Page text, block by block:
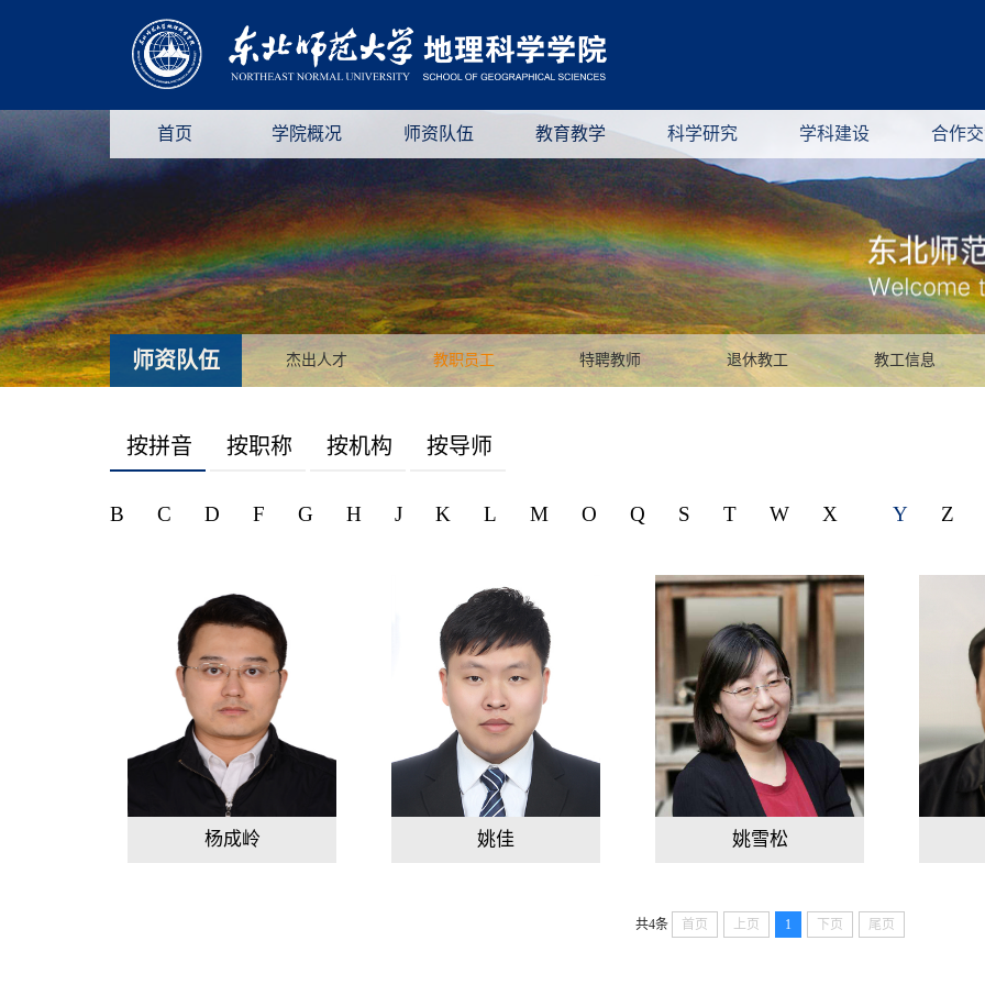
首页 学院概况 师资队伍 教育教学 科学研究 学科建设 合作
师资队伍 杰出人才 教职员工 特聘教师 退休教工 教工信息
按拼音 按职称 按机构 按导师
B C D F G H J K L M O Q S T W X Y Z
杨成岭 姚佳 姚雪松
共4条 首页 上页 1 下页 尾页